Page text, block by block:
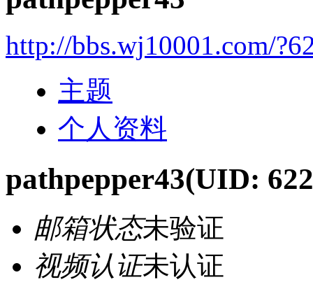
http://bbs.wj10001.com/
主题
个人资料
pathpepper43(UID:
邮箱状态未验证
视频认证未认证